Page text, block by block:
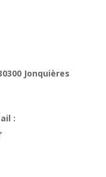
Jonquières
: